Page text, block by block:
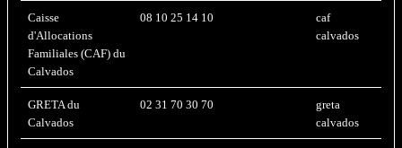
Caisse
d'Allocations
Familiales (CAF) du
Calvados
08 10 25 14 10
caf
calvados
GRETA du
Calvados
02 31 70 30 70
greta
calvados